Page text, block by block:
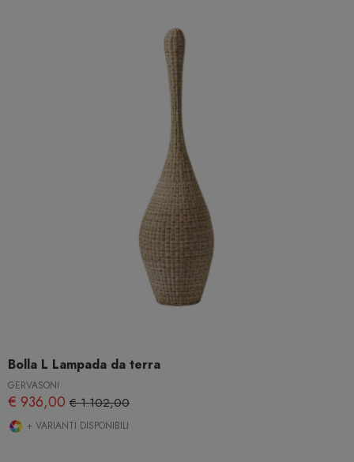
Bolla L Lampada da terra
GERVASONI
€ 936,00 € 1.102,00
+ VARIANTI DISPONIBILI